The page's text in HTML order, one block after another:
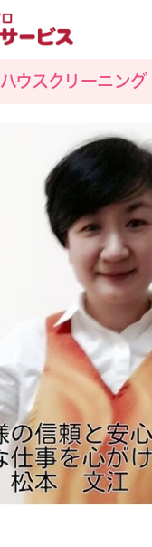
ハウスクリーニング